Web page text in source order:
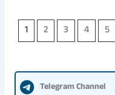
1 2 3 4 5
Telegram Channel